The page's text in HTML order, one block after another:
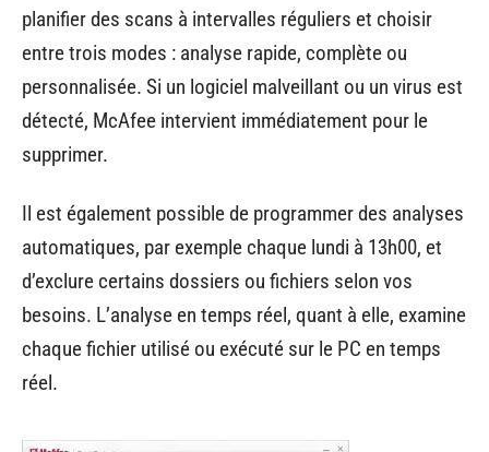
planifier des scans à intervalles réguliers et choisir
entre trois modes : analyse rapide, complète ou
personnalisée. Si un logiciel malveillant ou un virus est
détecté, McAfee intervient immédiatement pour le
supprimer.
Il est également possible de programmer des analyses
automatiques, par exemple chaque lundi à 13h00, et
d’exclure certains dossiers ou fichiers selon vos
besoins. L’analyse en temps réel, quant à elle, examine
chaque fichier utilisé ou exécuté sur le PC en temps
réel.